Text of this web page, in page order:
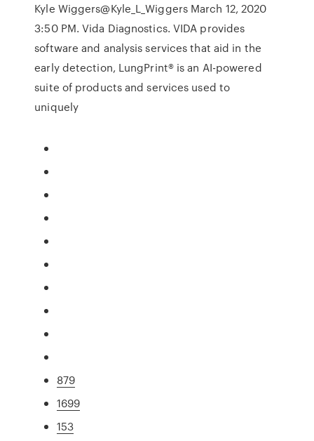
Kyle Wiggers@Kyle_L_Wiggers March 12, 2020
3:50 PM. Vida Diagnostics. VIDA provides
software and analysis services that aid in the
early detection, LungPrint® is an AI-powered
suite of products and services used to
uniquely
879
1699
153